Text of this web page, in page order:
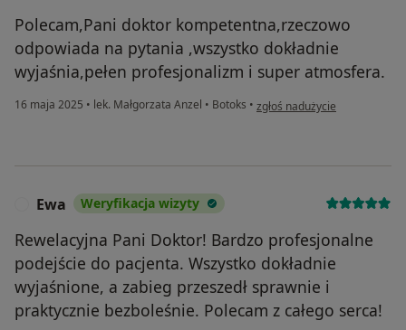
Polecam,Pani doktor kompetentna,rzeczowo
odpowiada na pytania ,wszystko dokładnie
wyjaśnia,pełen profesjonalizm i super atmosfera.
16 maja 2025 • lek. Małgorzata Anzel • Botoks • w opinii użytkownika
zgłoś nadużycie
Ewa Weryfikacja wizyty
Rewelacyjna Pani Doktor! Bardzo profesjonalne
podejście do pacjenta. Wszystko dokładnie
wyjaśnione, a zabieg przeszedł sprawnie i
praktycznie bezboleśnie. Polecam z całego serca!